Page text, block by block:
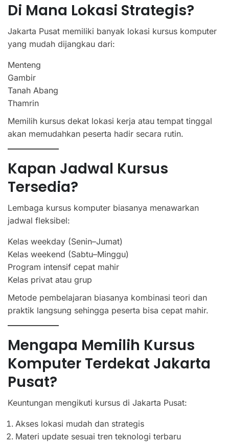
Di Mana Lokasi Strategis?
Jakarta Pusat memiliki banyak lokasi kursus komputer
yang mudah dijangkau dari:
Menteng
Gambir
Tanah Abang
Thamrin
Memilih kursus dekat lokasi kerja atau tempat tinggal
akan memudahkan peserta hadir secara rutin.
Kapan Jadwal Kursus
Tersedia?
Lembaga kursus komputer biasanya menawarkan
jadwal fleksibel:
Kelas weekday (Senin–Jumat)
Kelas weekend (Sabtu–Minggu)
Program intensif cepat mahir
Kelas privat atau grup
Metode pembelajaran biasanya kombinasi teori dan
praktik langsung sehingga peserta bisa cepat mahir.
Mengapa Memilih Kursus
Komputer Terdekat Jakarta
Pusat?
Keuntungan mengikuti kursus di Jakarta Pusat:
Akses lokasi mudah dan strategis
Materi update sesuai tren teknologi terbaru